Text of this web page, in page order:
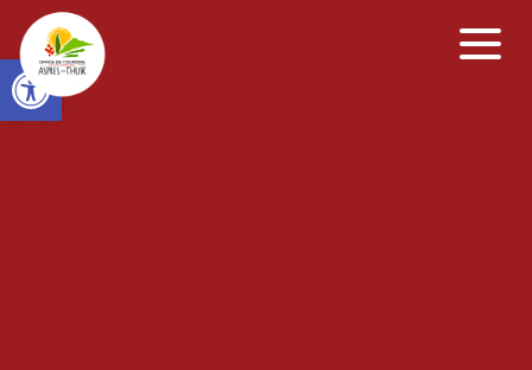
Open toolbar